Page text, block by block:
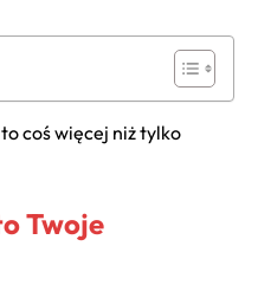
coś więcej niż tylko
Twoje